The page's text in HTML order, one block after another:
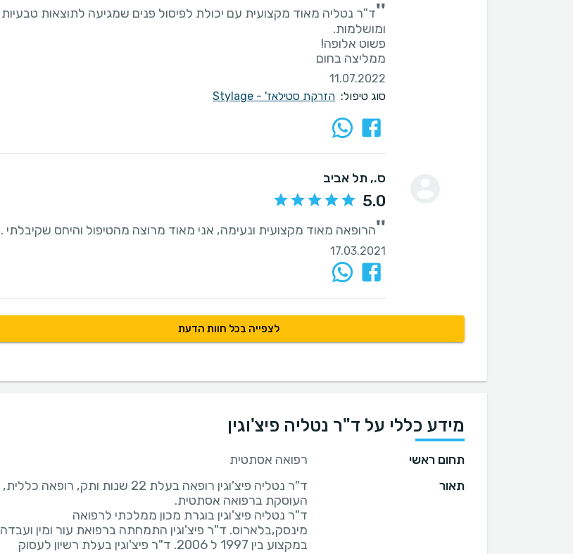
''ד"ר נטליה מאוד מקצועית עם יכולת לפיסול פנים שמגיעה לתוצאות טבעיות
ממליצה בחום
11.07.2022
סוג טיפול: הזרקת סטילאז' - Stylage
ס., תל אביב
5.0
''הרופאה מאוד מקצועית ונעימה, אני מאוד מרוצה מהטיפול והיחס שקיבלתי .
17.03.2021
לצפייה בכל חוות הדעת
מידע כללי על ד"ר נטליה פיצ'וגין
תחום ראשי
רפואה אסתטית
תאור
ד"ר נטליה פיצ'וגין רופאה בעלת 22 שנות ותק, רופאה כללית,
ד"ר נטליה פיצ'וגין בוגרת מכון ממלכתי לרפואה
מינסק,בלארוס. ד"ר פיצ'וגין התמחתה ברפואת עור ומין ועבדה
במקצוע בין 1997 ל 2006. ד"ר פיצ'וגין בעלת רשיון לעסוק